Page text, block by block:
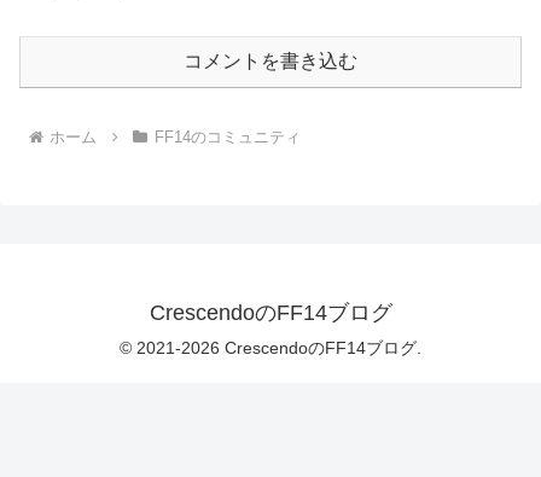
コメントを書き込む
ホーム FF14のコミュニティ
CrescendoのFF14ブログ
© 2021-2026 CrescendoのFF14ブログ.